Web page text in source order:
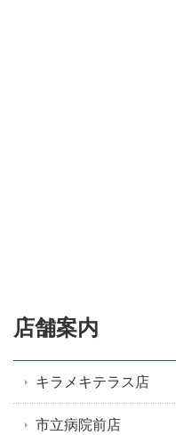
店舗案内
キラメキテラス店
市立病院前店